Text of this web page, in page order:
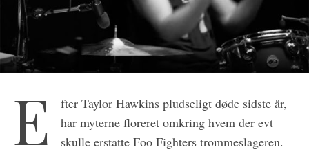
E
fter Taylor Hawkins pludseligt døde sidste år,
har myterne floreret omkring hvem der evt
skulle erstatte Foo Fighters trommeslageren.